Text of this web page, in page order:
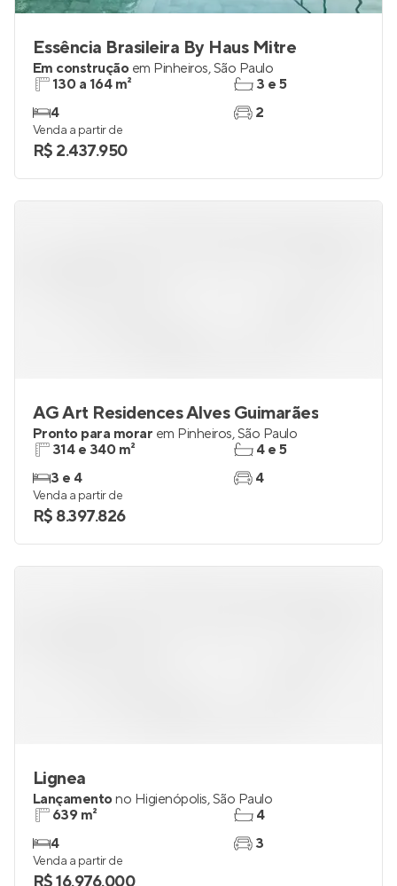
Essência Brasileira By Haus Mitre
Em construção em Pinheiros,São Paulo
130 a 164 m²
4
3 e 5
2
Venda a partir de
R$ 2.437.950
AG Art Residences Alves Guimarães
Pronto para morar em Pinheiros,São Paulo
314 e 340 m²
3 e 4
4 e 5
4
Venda a partir de
R$ 8.397.826
Lignea
Lançamentono Higienópolis,São Paulo
639 m²
4
4
3
Venda a partir de